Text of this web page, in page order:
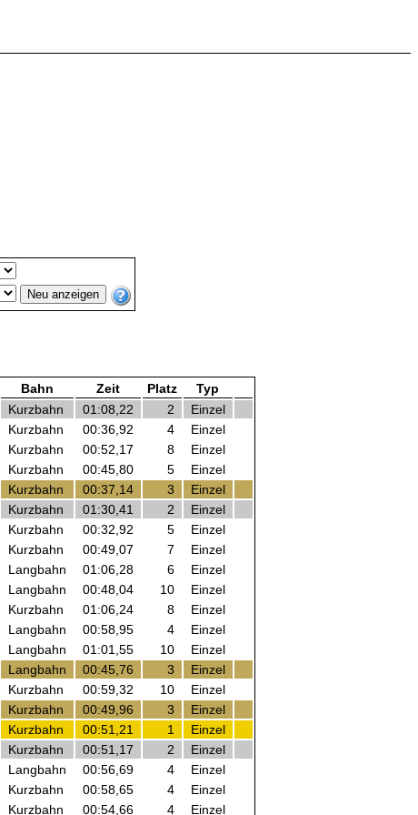
Bahn Zeit Platz
Typ
Kurzbahn 01:08,22 2
Einzel
Kurzbahn 00:36,92 4
Einzel
Kurzbahn 00:52,17 8
Einzel
Kurzbahn 00:45,80 5
Einzel
Kurzbahn 00:37,14 3
Einzel
Kurzbahn 01:30,41 2
Einzel
Kurzbahn 00:32,92 5
Einzel
Kurzbahn 00:49,07 7
Einzel
Langbahn 01:06,28 6
Einzel
Langbahn 00:48,04 10
Einzel
Kurzbahn 01:06,24 8
Einzel
Langbahn 00:58,95 4
Einzel
Langbahn 01:01,55 10
Einzel
Langbahn 00:45,76 3
Einzel
Kurzbahn 00:59,32 10
Einzel
Kurzbahn 00:49,96 3
Einzel
Kurzbahn 00:51,21 1
Einzel
Kurzbahn 00:51,17 2
Einzel
Langbahn 00:56,69 4
Einzel
Kurzbahn 00:58,65 4
Einzel
Kurzbahn 00:54,66 4 Einzel